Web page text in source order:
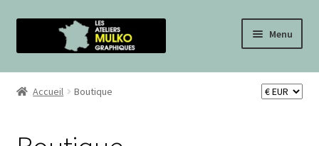
Menu
BOUTIQUE
Accueil Boutique